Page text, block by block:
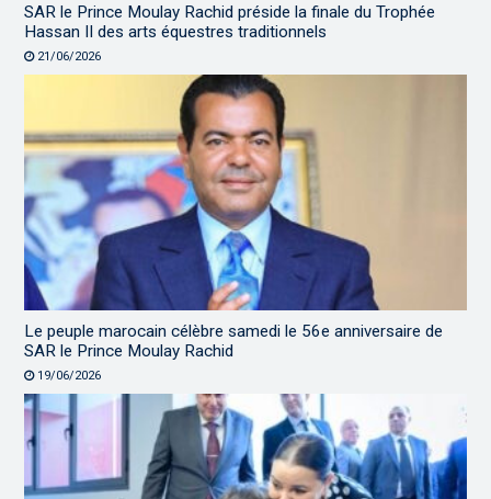
SAR le Prince Moulay Rachid préside la finale du Trophée
Hassan II des arts équestres traditionnels
21/06/2026
Le peuple marocain célèbre samedi le 56e anniversaire de
SAR le Prince Moulay Rachid
19/06/2026